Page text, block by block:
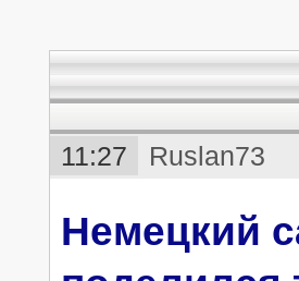
11:27 Ruslan73
Немецкий